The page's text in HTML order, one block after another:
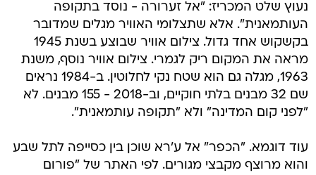
נעוץ שלט המכריז: "אל זערורה - נוסד בתקופה
העותמאנית". אלא שתצלומי האוויר מגלים שמדובר
בקשקוש אחד גדול. צילום אוויר שבוצע בשנת 1945
מראה את המקום ריק לגמרי. צילום אוויר נוסף, משנת
1963, מגלה גם הוא שטח נקי לחלוטין. ב-1984 נראים
שם 32 מבנים בלתי חוקיים, וב-2018 - 155 מבנים. לא
"לפני קום המדינה" ולא "תקופה עותמאנית".
עוד דוגמא. "הכפר" אל ע'רא שוכן בין כסייפה לתל שבע
והוא מרוצף מקבצי מגורים. לפי האתר של "פורום